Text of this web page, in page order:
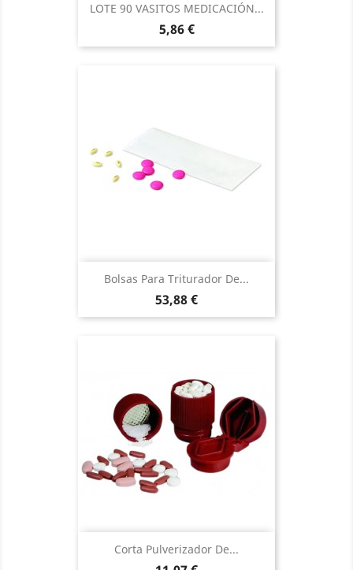
LOTE 90 VASITOS MEDICACIÓN...
Precio
5,86 €
Bolsas Para Triturador De...
Precio
53,88 €
Corta Pulverizador De...